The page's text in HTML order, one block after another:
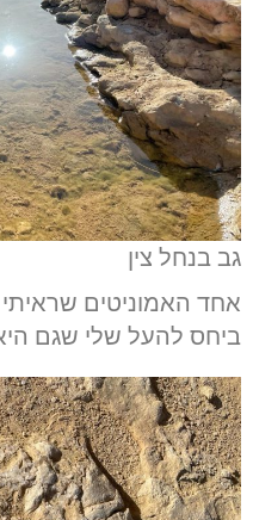
גב בנחל צין
אחד האמוניטים
ביחס להעל שלי שגם